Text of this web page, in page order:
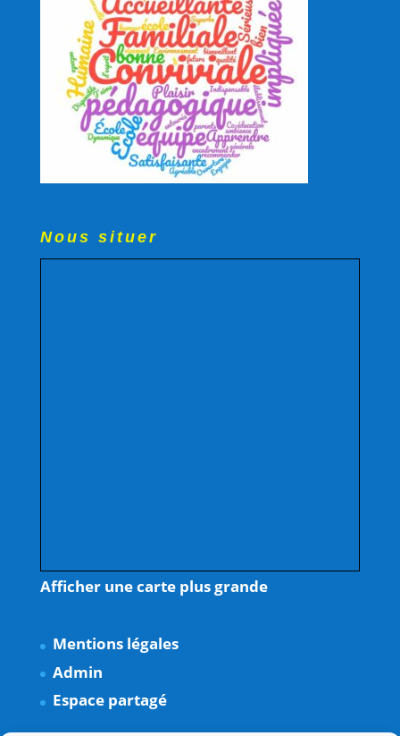
Nous situer
Afficher une carte plus grande
Mentions légales
Admin
Espace partagé